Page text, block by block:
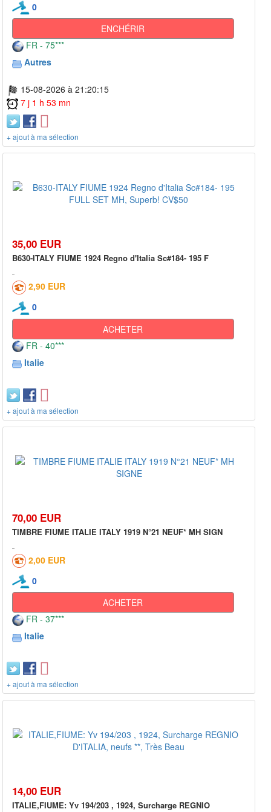
0
ENCHÉRIR
FR - 75***
Autres
15-08-2026 à 21:20:15
7 j 1 h 53 mn
+ ajout à ma sélection
35,00 EUR
B630-ITALY FIUME 1924 Regno d'Italia Sc#184- 195 F
2,90 EUR
0
ACHETER
FR - 40***
Italie
+ ajout à ma sélection
70,00 EUR
TIMBRE FIUME ITALIE ITALY 1919 N°21 NEUF* MH SIGN
2,00 EUR
0
ACHETER
FR - 37***
Italie
+ ajout à ma sélection
14,00 EUR
ITALIE,FIUME: Yv 194/203 , 1924, Surcharge REGNIO